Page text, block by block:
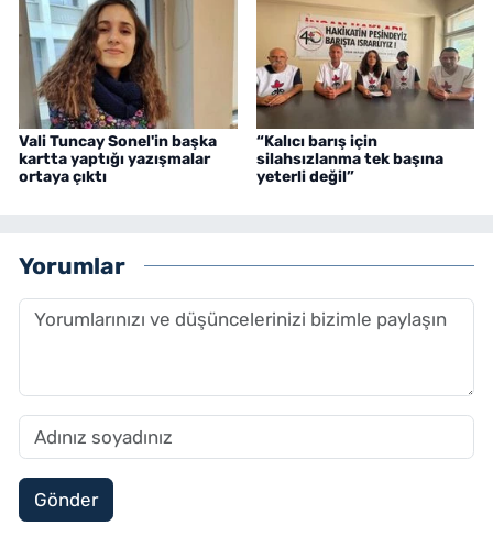
Vali Tuncay Sonel'in başka
kartta yaptığı yazışmalar
ortaya çıktı
“Kalıcı barış için
silahsızlanma tek başına
yeterli değil”
Yorumlar
Gönder